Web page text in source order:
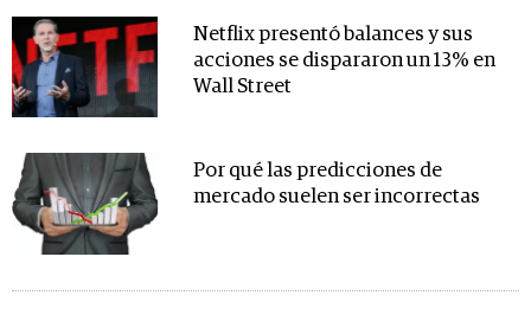
Netflix presentó balances y sus
acciones se dispararon un 13% en
Wall Street
Por qué las predicciones de
mercado suelen ser incorrectas